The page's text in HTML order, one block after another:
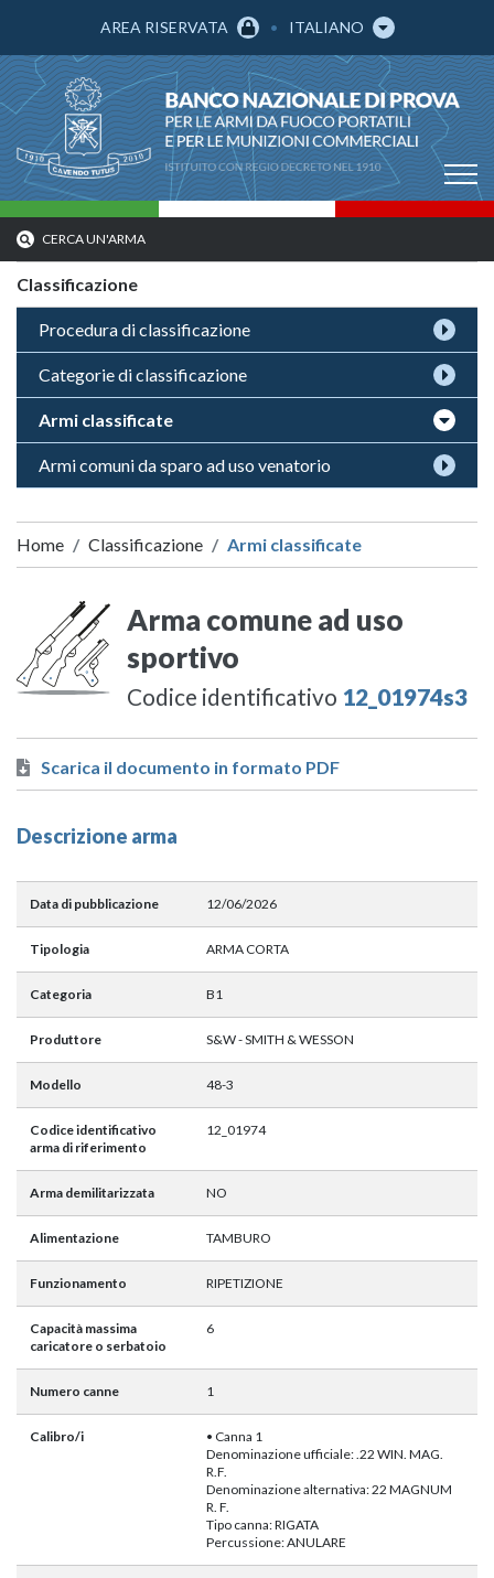
AREA RISERVATA ITALIANO
CERCA UN'ARMA
Classificazione
Procedura di classificazione
Categorie di classificazione
Armi classificate
Armi comuni da sparo ad uso venatorio
Home Classificazione Armi classificate
Arma comune ad uso
sportivo
Codice identificativo 12_01974s3
Scarica il documento in formato PDF
Descrizione arma
Data di pubblicazione 12/06/2026
Tipologia ARMA CORTA
Categoria B1
Produttore S&W - SMITH & WESSON
Modello 48-3
Codice identificativo
arma di riferimento
12_01974
Arma demilitarizzata NO
Alimentazione TAMBURO
Funzionamento RIPETIZIONE
Capacità massima
caricatore o serbatoio
6
Numero canne 1
Calibro/i
• Canna 1
Denominazione ufficiale: .22 WIN. MAG.
R.F.
Denominazione alternativa: 22 MAGNUM
R. F.
Tipo canna: RIGATA
Percussione: ANULARE